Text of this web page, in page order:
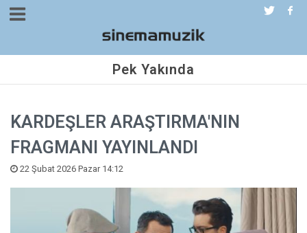
Pek Yakında
KARDEŞLER ARAŞTIRMA'NIN
FRAGMANI YAYINLANDI
22 Şubat 2026 Pazar 14:12